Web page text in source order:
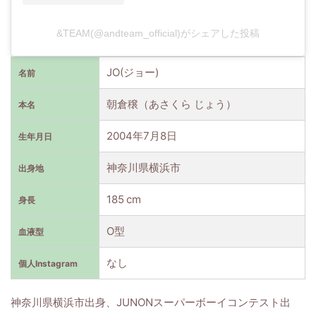
&TEAM(@andteam_official)がシェアした投稿
名前 JO(ジョー)
本名 朝倉穣（あさくら じょう）
生年月日 2004年7月8日
出身地 神奈川県横浜市
身長 185 cm
血液型 O型
個人Instagram なし
神奈川県横浜市出身、JUNONスーパーボーイコンテスト出